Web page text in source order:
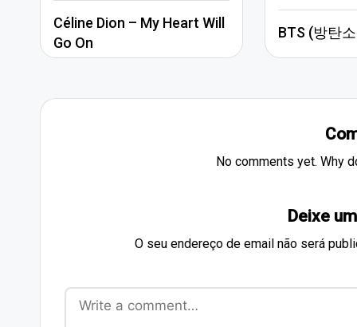
Céline Dion – My Heart Will
Go On
BTS (방탄
No comments yet. Why
Deixe
O seu endereço de email não será